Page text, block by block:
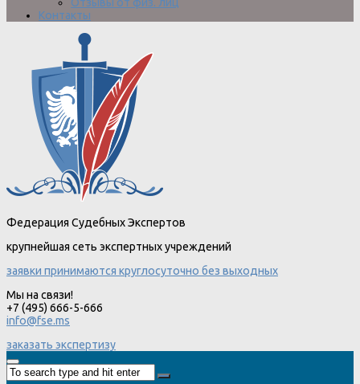
Отзывы от физ. лиц
Контакты
Федерация Судебных Экспертов
крупнейшая сеть экспертных учреждений
заявки принимаются круглосуточно без выходных
Мы на связи!
+7 (495) 666-5-666
info@fse.ms
заказать экспертизу